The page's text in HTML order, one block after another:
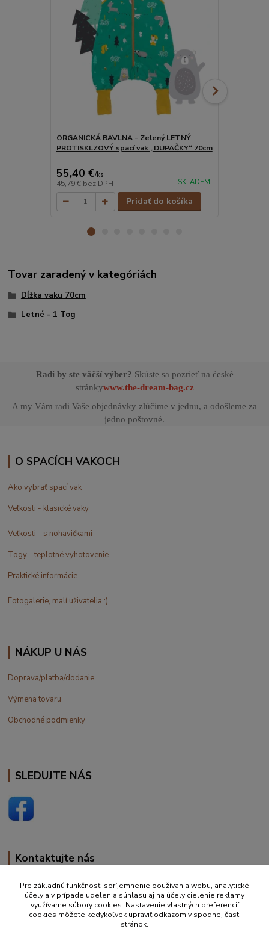
ORGANICKÁ BAVLNA - Zelený LETNÝ
PROTISKLZOVÝ spací vak „DUPAČKY“ 70cm
55,40 €/ks
45,79 € bez DPH SKLADEM
Pridať do košíka
Tovar zaradený v kategóriách
Dĺžka vaku 70cm
Letné - 1 Tog
Radi by ste väčší výber? Skúste sa pozrieť na české
stránkywww.the-dream-bag.cz
A my Vám radi Vaše objednávky zlúčime v jednu, a odošleme za
jedno poštovné.
O SPACÍCH VAKOCH
Ako vybrať spací vak
Veľkosti - klasické vaky
Veľkosti - s nohavičkami
Togy - teplotné vyhotovenie
Praktické informácie
Fotogalerie, malí uživatelia :)
NÁKUP U NÁS
Doprava/platba/dodanie
Výmena tovaru
Obchodné podmienky
SLEDUJTE NÁS
Kontaktujte nás
+420 777 610 855
info@vakynaspanie.sk
Pre základnú funkčnosť, spríjemnenie používania webu, analytické
účely a v prípade udelenia súhlasu aj na účely cielenie reklamy
využívame súbory cookies. Nastavenie vlastných preferencií
cookies môžete kedykoľvek upraviť odkazom v spodnej časti
stránok.